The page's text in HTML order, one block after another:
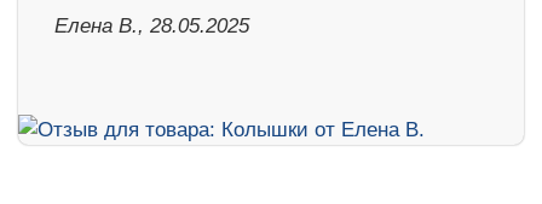
Елена В., 28.05.2025